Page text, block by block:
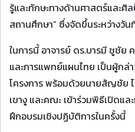
รู้และทักษะทางด้านศาสตร์และศิ
สถานศึกษา” ซึ่งจัดขึ้นระหว่างวั
ในการนี้ อาจารย์ ดร.บารมี ชูชั
และการแพทย์แผนไทย เป็นผู้กล่
โครงการ พร้อมด้วยนายสัญชัย
เขางู และคณะ เข้าร่วมพิธีเปิดแล
ฝึกอบรมเชิงปฏิบัติการในครั้งนี้